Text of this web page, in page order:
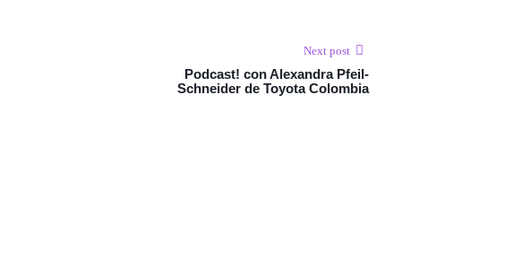
Next post
Podcast! con Alexandra Pfeil-
Schneider de Toyota Colombia